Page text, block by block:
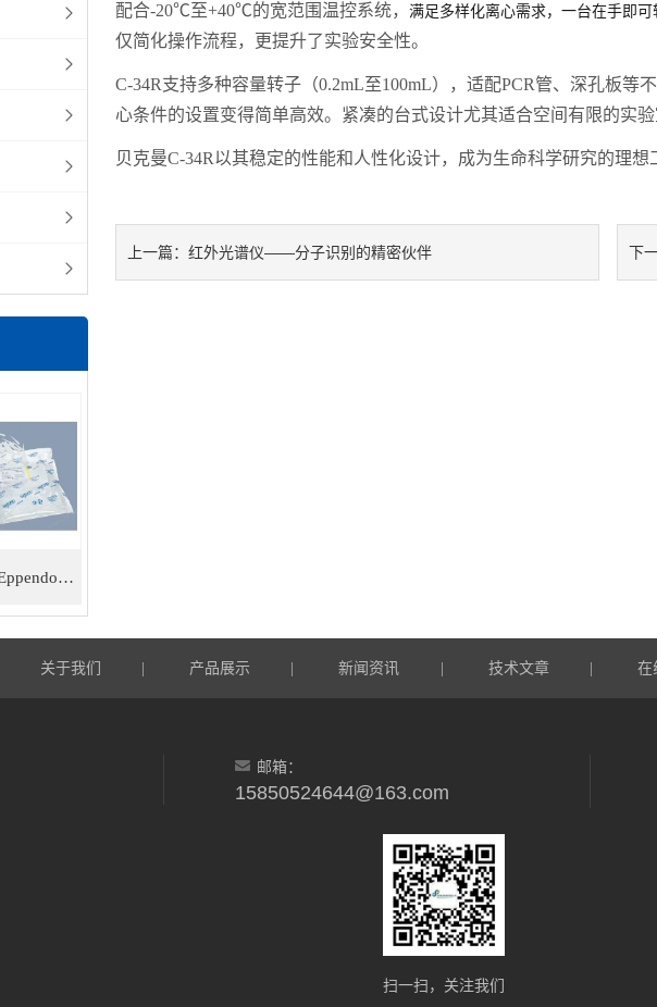
艾本德Eppendorf 5ml移液器吸头 30000978
配合-20℃至+40℃的宽范围温控系统， 满足多样化离心需求，一台在手即
仅简化操作流程，更提升了实验安全性。
C-34R支持多种容量转子（0.2mL至100mL），适配PCR管、深孔板
心条件的设置变得简单高效。紧凑的台式设计尤其适合空间有限的实验
贝克曼C-34R以其稳定的性能和人性化设计，成为生命科学研究的理
上一篇： 红外光谱仪——分子识别的精密伙伴​ 下
关于我们 产品展示 新闻资讯 技术文章 在
邮箱：
15850524644@163.com
扫一扫，关注我们